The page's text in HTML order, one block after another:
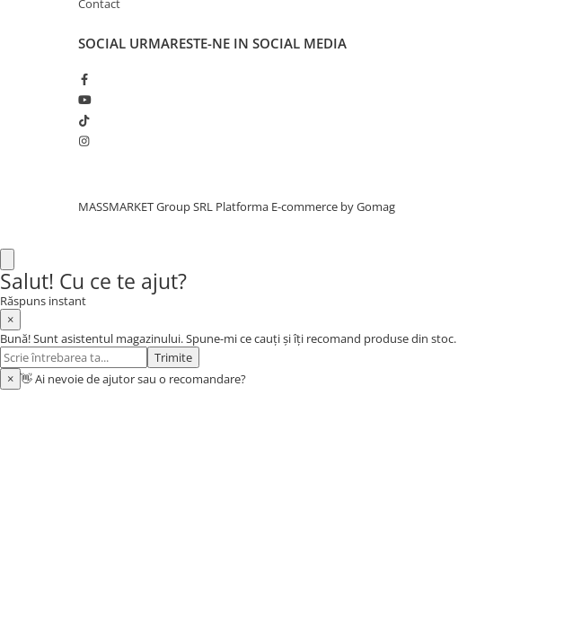
Contact
SOCIAL URMARESTE-NE IN SOCIAL MEDIA
MASSMARKET Group SRL Platforma E-commerce by Gomag
Salut! Cu ce te ajut?
Răspuns instant
×
Bună! Sunt asistentul magazinului. Spune-mi ce cauți și îți recomand produse din stoc.
Trimite
× 👋 Ai nevoie de ajutor sau o recomandare?